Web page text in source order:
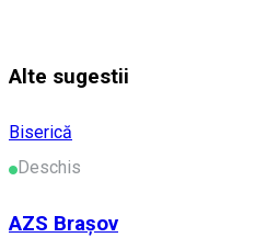
Alte sugestii
Biserică
Deschis
AZS Brașov